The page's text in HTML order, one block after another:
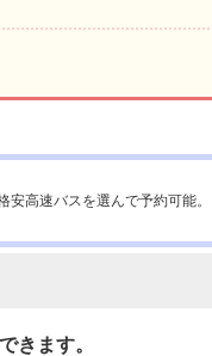
高速バスを選んで予約可能。
きます。